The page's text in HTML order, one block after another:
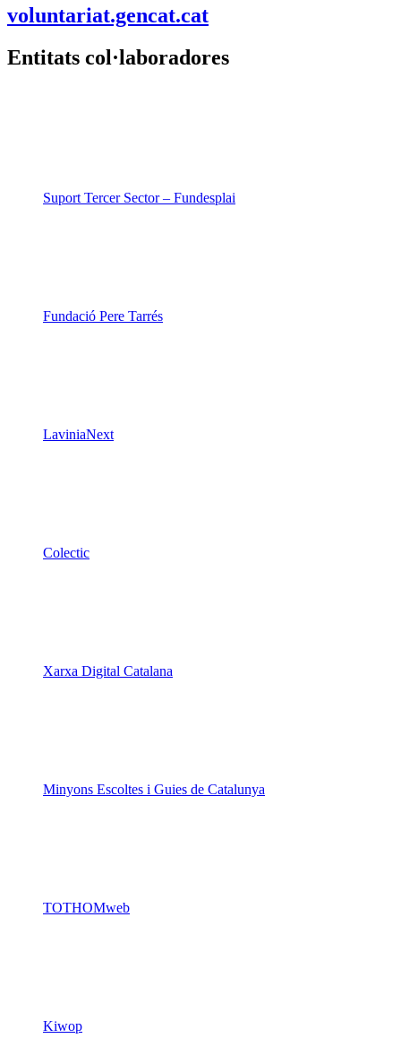
voluntariat.gencat.cat
Entitats col·laboradores
Suport Tercer Sector – Fundesplai
Fundació Pere Tarrés
LaviniaNext
Colectic
Xarxa Digital Catalana
Minyons Escoltes i Guies de Catalunya
TOTHOMweb
Kiwop